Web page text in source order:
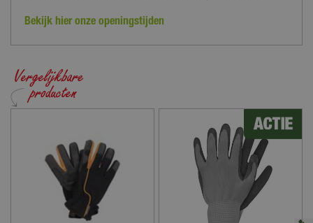
Bekijk hier onze openingstijden